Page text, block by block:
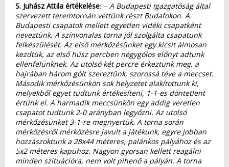
S. Juhász Attila értékelése: – A Budapesti Igazgatóság által
szervezett teremtornán vettünk részt Budafokon. A
Budapesti csapatok mellett egyetlen vidéki csapatként
neveztünk. A színvonalas torna jól szolgálta csapatunk
felkészülését. Az első mérkőzésünket egy kicsit álmosan
kezdtük, az első húsz percben négygólos előnyt adtunk
ellenfelünknek. Az utolsó két percre érkeztünk meg, a
hajrában három gólt szereztünk, szorossá téve a meccset.
Második mérkőzésünkön sok helyzetet alakítottunk ki,
melyekből egyet tudtunk értékesíteni, 1-1-es döntetlent
értünk el. A harmadik meccsünkön egy addig veretlen
csapatot tudtunk 2-0 arányban legyőzni. Az utolsó
mérkőzésünket 3-1-re megnyertük. A torna során
mérkőzésről mérkőzésre javult a játékunk, egyre jobban
hozzászoktunk a 28x44 méteres, palánkos pályához és az
5x2 méteres kapuhoz. Nagyon gyorsan kellett reagálni
minden szituációra, nem volt pihenő a pályán. A torna